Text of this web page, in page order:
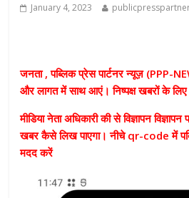
January 4, 2023
जनता , पब्लिक प्रेस पार्टनर न्यूज़ (PPP-
और लागत में साथ आएं। निष्पक्ष खबरों के
मीडिया नेता अधिकारी की से विज्ञापन
खबर कैसे लिख पाएगा। नीचे qr-code में
मदद करें